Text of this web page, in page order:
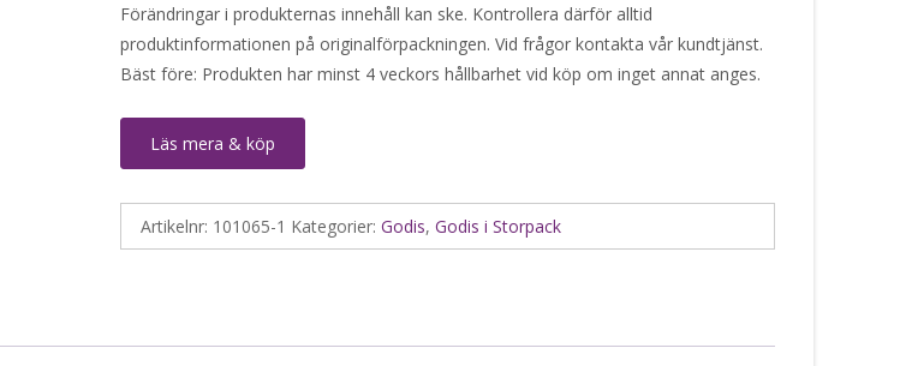
Förändringar i produkternas innehåll kan ske. Kontrollera därför alltid
produktinformationen på originalförpackningen. Vid frågor kontakta vår kundtjänst.
Bäst före: Produkten har minst 4 veckors hållbarhet vid köp om inget annat anges.
Läs mera & köp
Artikelnr: 101065-1 Kategorier: Godis, Godis i Storpack